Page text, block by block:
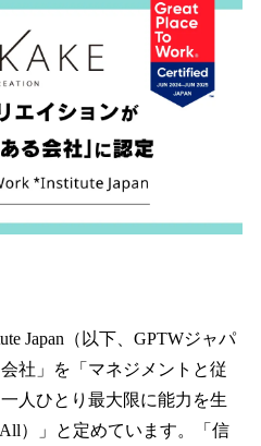
Japan（以下、GPTWジャパ
社」を「マネジメントと従
人ひとり最大限に能力を生
）」と定めています。「信